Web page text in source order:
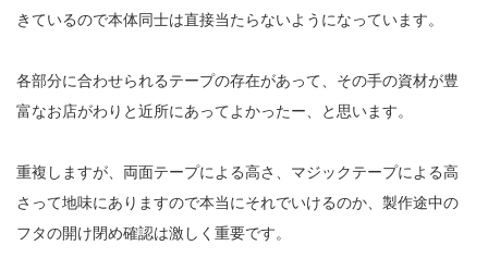
きているので本体同士は直接当たらないようになっています。
各部分に合わせられるテープの存在があって、その手の資材が豊
富なお店がわりと近所にあってよかったー、と思います。
重複しますが、両面テープによる高さ、マジックテープによる高
さって地味にありますので本当にそれでいけるのか、製作途中の
フタの開け閉め確認は激しく重要です。